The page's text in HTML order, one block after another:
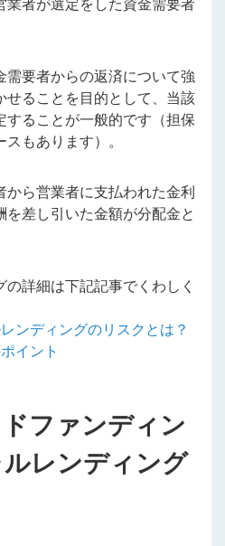
需要者からの返済について強
ることを目的として、当該
ることが一般的です（担保
もあります）。
ら営業者に支払われた金利
差し引いた金額が分配金と
詳細は下記記事でくわしく
ンディングのリスクとは？
イント
ファンディン
レンディング